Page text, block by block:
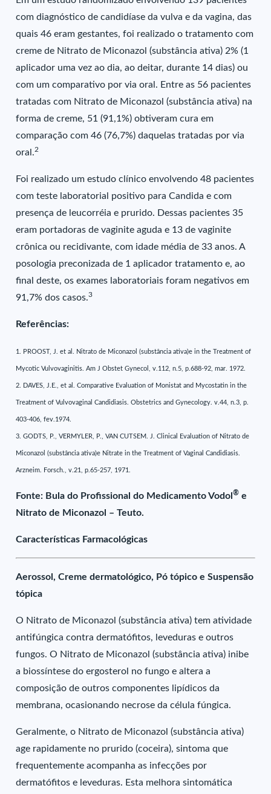
com diagnóstico de candidíase da vulva e da vagina, das
quais 46 eram gestantes, foi realizado o tratamento com
creme de Nitrato de Miconazol (substância ativa) 2% (1
aplicador uma vez ao dia, ao deitar, durante 14 dias) ou
com um comparativo por via oral. Entre as 56 pacientes
tratadas com Nitrato de Miconazol (substância ativa) na
forma de creme, 51 (91,1%) obtiveram cura em
comparação com 46 (76,7%) daquelas tratadas por via
oral.2
Foi realizado um estudo clínico envolvendo 48 pacientes
com teste laboratorial positivo para Candida e com
presença de leucorréia e prurido. Dessas pacientes 35
eram portadoras de vaginite aguda e 13 de vaginite
crônica ou recidivante, com idade média de 33 anos. A
posologia preconizada de 1 aplicador tratamento e, ao
final deste, os exames laboratoriais foram negativos em
91,7% dos casos.3
Referências:
1. PROOST, J. et al. Nitrato de Miconazol (substância ativa)e in the Treatment of
Mycotic Vulvovaginitis. Am J Obstet Gynecol, v.112, n.5, p.688-92, mar. 1972.
2. DAVES, J.E., et al. Comparative Evaluation of Monistat and Mycostatin in the
Treatment of Vulvovaginal Candidiasis. Obstetrics and Gynecology. v.44, n.3, p.
403-406, fev.1974.
3. GODTS, P., VERMYLER, P., VAN CUTSEM. J. Clinical Evaluation of Nitrato de
Miconazol (substância ativa)e Nitrate in the Treatment of Vaginal Candidiasis.
Arzneim. Forsch., v.21, p.65-257, 1971.
Fonte: Bula do Profissional do Medicamento Vodol® e
Nitrato de Miconazol – Teuto.
Características Farmacológicas
Aerossol, Creme dermatológico, Pó tópico e Suspensão
tópica
O Nitrato de Miconazol (substância ativa) tem atividade
antifúngica contra dermatófitos, leveduras e outros
fungos. O Nitrato de Miconazol (substância ativa) inibe
a biossíntese do ergosterol no fungo e altera a
composição de outros componentes lipídicos da
membrana, ocasionando necrose da célula fúngica.
Geralmente, o Nitrato de Miconazol (substância ativa)
age rapidamente no prurido (coceira), sintoma que
frequentemente acompanha as infecções por
dermatófitos e leveduras. Esta melhora sintomática